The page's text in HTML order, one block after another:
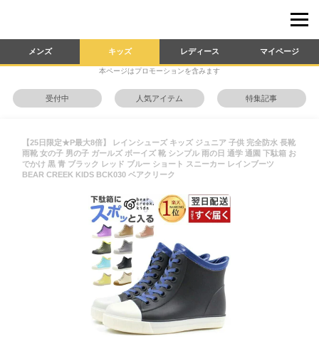
メンズ キッズ レディース マイページ
本ページはプロモーションを含みます
受付中 人気アイテム 特集記事
【25日限定★P最大8倍】 レインシューズ キッズ ジュニア 子供 完全防水 長靴
雨靴 女の子 男の子 ガールズ ボーイズ 靴 シンプル 雨の日 通学 通園 下駄箱 お
でかけ 黒 青 ブラック レッド ブルー ショート スニーカー レインブーツ
BEAR CREEK KIDS BCK030 ベアクリーク